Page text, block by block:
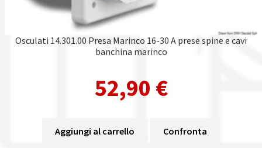
Osculati 14.301.00 Presa Marinco 16-30 A prese spine e cavi
banchina marinco
52,90 €
Aggiungi al carrello Confronta